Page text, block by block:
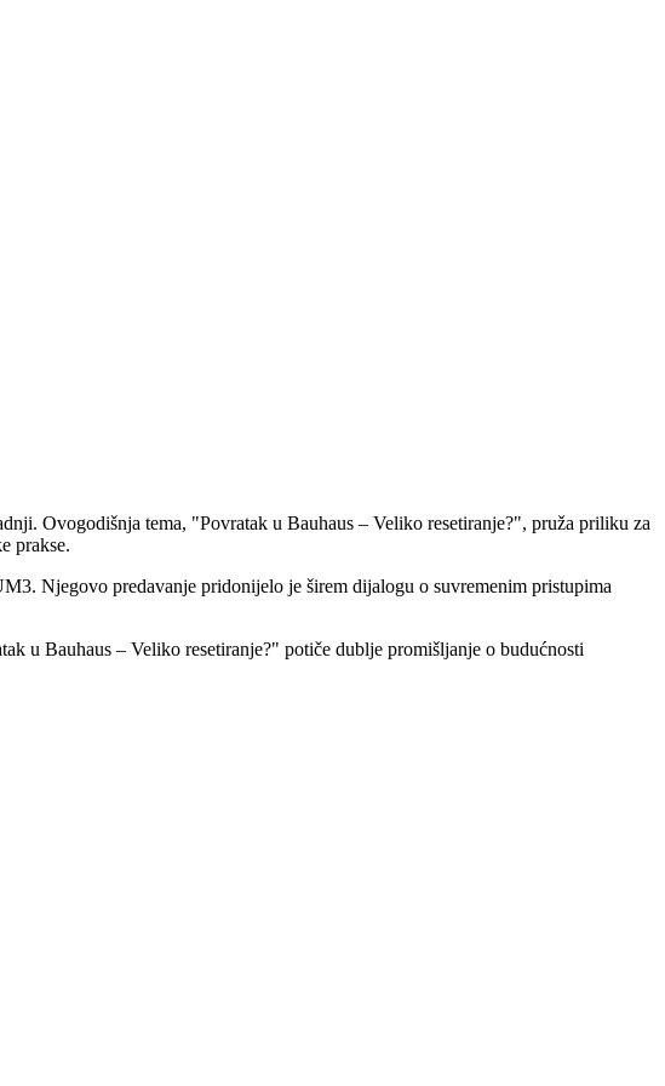
Ovogodišnja tema, "Povratak u Bauhaus – Veliko resetiranje?", pruža priliku za
prakse.
Njegovo predavanje pridonijelo je širem dijalogu o suvremenim pristupima
u Bauhaus – Veliko resetiranje?" potiče dublje promišljanje o budućnosti